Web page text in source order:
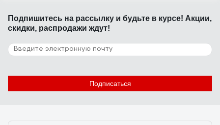
Подпишитесь на рассылку и будьте в курсе! Акции,
скидки, распродажи ждут!
Подписаться